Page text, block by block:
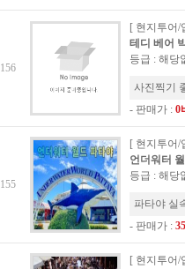
156
[ 현지투어/
테디 베어
등급 : 해당
사진찍기
- 판매가 : 0
155
[ 현지투어/
언더워터
등급 : 해당
파타야 실
- 판매가 :
[ 현지투어/